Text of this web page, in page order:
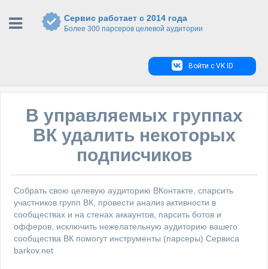
Сервис работает с 2014 года
Более 300 парсеров целевой аудитории
Войти с VK ID
В управляемых группах
ВК удалить некоторых
подписчиков
Собрать свою целевую аудиторию ВКонтакте, спарсить
участников групп ВК, провести анализ активности в
сообществах и на стенах аккаунтов, парсить ботов и
офферов, исключить нежелательную аудиторию вашего
сообщества ВК помогут инструменты (парсеры) Сервиса
barkov.net